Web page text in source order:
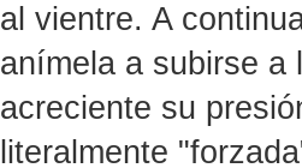
al vientre. A
anímela a subirse a
acreciente su
literalmente